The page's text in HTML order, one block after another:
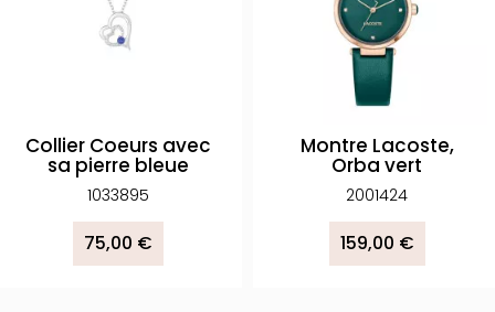
Collier Coeurs avec
sa pierre bleue
1033895
75,00 €
Montre Lacoste,
Orba vert
2001424
159,00 €